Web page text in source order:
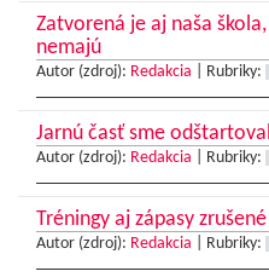
Zatvorená je aj naša
nemajú
Autor (zdroj): Redakcia Rubriky:
Jarnú časť sme
Autor (zdroj): Redakcia Rubriky:
Tréningy aj zápasy zrušené
Autor (zdroj): Redakcia Rubriky: